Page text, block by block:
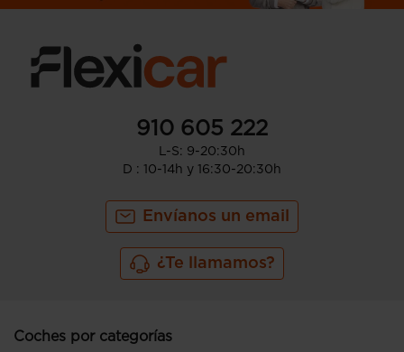
910 605 222
L-S: 9-20:30h
D : 10-14h y 16:30-20:30h
Envíanos un email
¿Te llamamos?
Coches por categorías